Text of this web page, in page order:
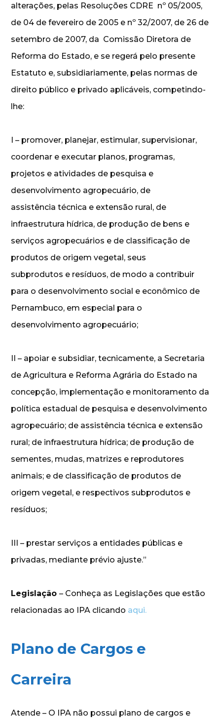
alterações, pelas Resoluções CDRE nº 05/2005,
de 04 de fevereiro de 2005 e nº 32/2007, de 26 de
setembro de 2007, da Comissão Diretora de
Reforma do Estado, e se regerá pelo presente
Estatuto e, subsidiariamente, pelas normas de
direito público e privado aplicáveis, competindo-
lhe:
I – promover, planejar, estimular, supervisionar,
coordenar e executar planos, programas,
projetos e atividades de pesquisa e
desenvolvimento agropecuário, de
assistência técnica e extensão rural, de
infraestrutura hídrica, de produção de bens e
serviços agropecuários e de classificação de
produtos de origem vegetal, seus
subprodutos e resíduos, de modo a contribuir
para o desenvolvimento social e econômico de
Pernambuco, em especial para o
desenvolvimento agropecuário;
II – apoiar e subsidiar, tecnicamente, a Secretaria
de Agricultura e Reforma Agrária do Estado na
concepção, implementação e monitoramento da
política estadual de pesquisa e desenvolvimento
agropecuário; de assistência técnica e extensão
rural; de infraestrutura hídrica; de produção de
sementes, mudas, matrizes e reprodutores
animais; e de classificação de produtos de
origem vegetal, e respectivos subprodutos e
resíduos;
III – prestar serviços a entidades públicas e
privadas, mediante prévio ajuste.”
Legislação– Conheça as Legislações que estão
relacionadas ao IPA clicando aqui.
Plano de Cargos e
Carreira
Atende – O IPA não possui plano de cargos e